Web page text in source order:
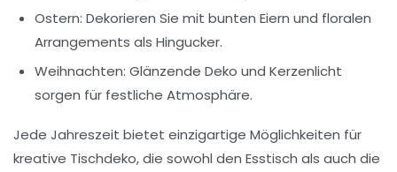
Ostern: Dekorieren Sie mit bunten Eiern und floralen
Arrangements als Hingucker.
Weihnachten: Glänzende Deko und Kerzenlicht
sorgen für festliche Atmosphäre.
Jede Jahreszeit bietet einzigartige Möglichkeiten für
kreative Tischdeko, die sowohl den Esstisch als auch die